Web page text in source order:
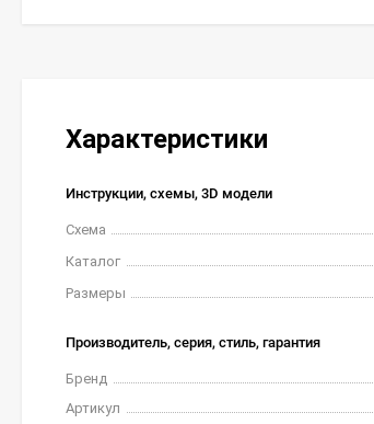
Характеристики
Инструкции, схемы, 3D модели
Схема
Каталог
Размеры
Производитель, серия, стиль, гарантия
Бренд
Артикул